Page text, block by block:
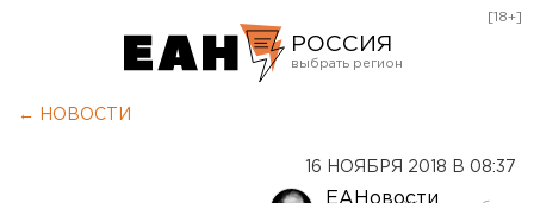
РОССИЯ
[18+]
← НОВОСТИ
16 НОЯБРЯ 2018 В 08:37
ЕАНовости